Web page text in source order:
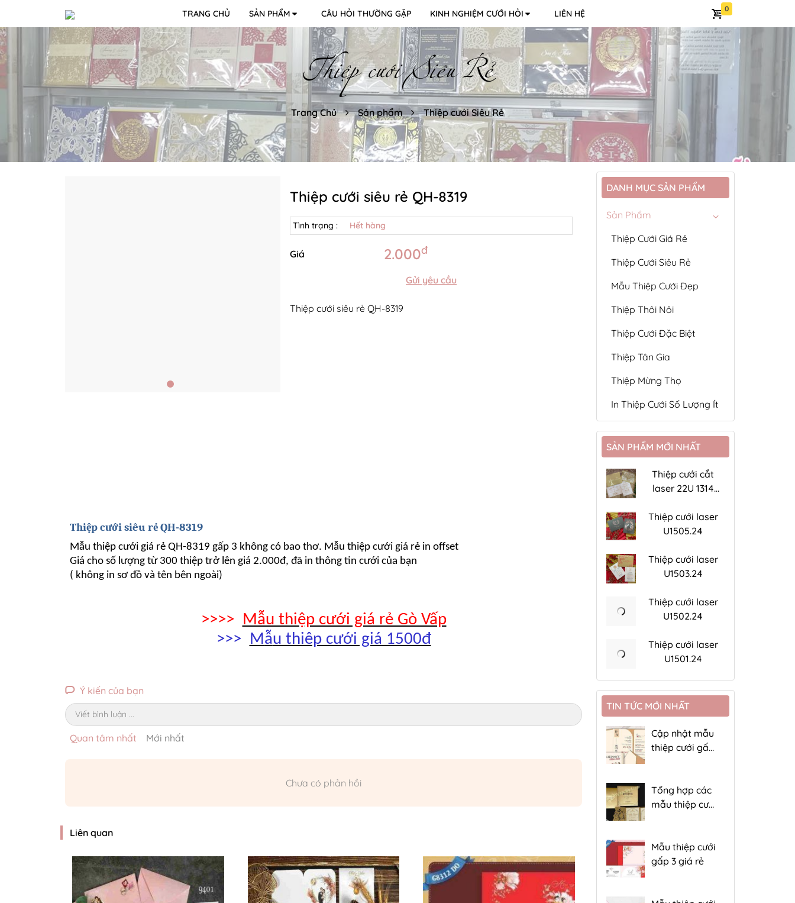
TRANG CHỦ SẢN PHẨM CÂU HỎI THƯỜNG GẶP KINH NGHIỆM CƯỚI HỎI LIÊN HỆ
Thiệp cưới Siêu Rẻ
Trang Chủ Sản phẩm Thiệp cưới Siêu Rẻ
Thiệp cưới siêu rẻ QH-8319
Tình trạng : Hết hàng
Giá 2.000đ
Gửi yêu cầu
Thiệp cưới siêu rẻ QH-8319
Thiệp cưới siêu rẻ QH-8319
Mẫu thiệp cưới giá rẻ QH-8319 gấp 3 không có bao thơ. Mẫu thiệp cưới giá rẻ in offset
Giá cho số lượng từ 300 thiệp trở lên giá 2.000đ, đã in thông tin cưới của bạn
( không in sơ đồ và tên bên ngoài)
>>>> Mẫu thiệp cưới giá rẻ Gò Vấp
>>> Mẫu thiêp cưới giá 1500đ
Ý kiến của bạn
Viết bình luận ...
Quan tâm nhất Mới nhất
Chưa có phản hồi
Liên quan
DANH MỤC SẢN PHẨM
Sản Phẩm
Thiệp Cưới Giá Rẻ
Thiệp Cưới Siêu Rẻ
Mẫu Thiệp Cưới Đẹp
Thiệp Thôi Nôi
Thiệp Cưới Đặc Biệt
Thiệp Tân Gia
Thiệp Mừng Thọ
In Thiệp Cưới Số Lượng Ít
SẢN PHẨM MỚI NHẤT
Thiệp cưới cắt
laser 22U 1314
Thiệp cưới laser
U1505.24
Thiệp cưới laser
U1503.24
Thiệp cưới laser
U1502.24
Thiệp cưới laser
U1501.24
TIN TỨC MỚI NHẤT
Cập nhật mẫu
thiệp cưới gấp
Tổng hợp các
mẫu thiệp cưới
Mẫu thiệp cưới
gấp 3 giá rẻ